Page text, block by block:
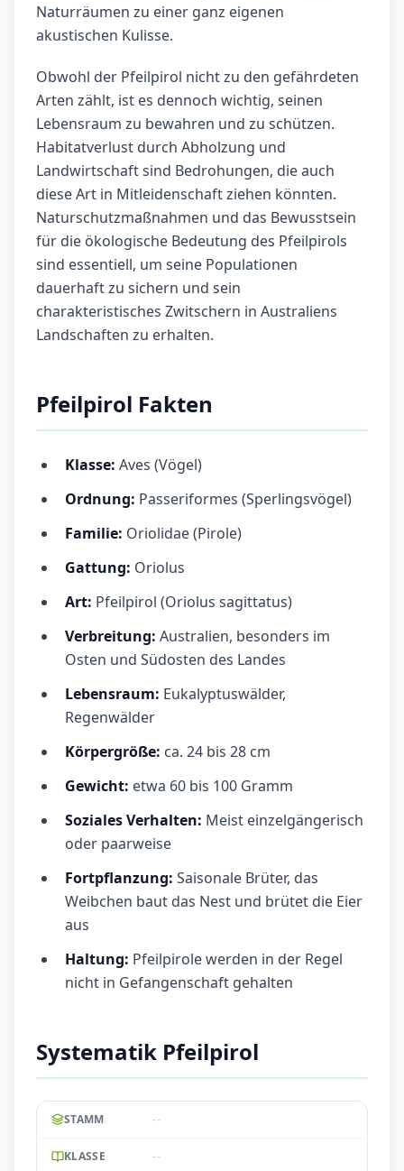
Naturräumen zu einer ganz eigenen
akustischen Kulisse.
Obwohl der Pfeilpirol nicht zu den gefährdeten
Arten zählt, ist es dennoch wichtig, seinen
Lebensraum zu bewahren und zu schützen.
Habitatverlust durch Abholzung und
Landwirtschaft sind Bedrohungen, die auch
diese Art in Mitleidenschaft ziehen könnten.
Naturschutzmaßnahmen und das Bewusstsein
für die ökologische Bedeutung des Pfeilpirols
sind essentiell, um seine Populationen
dauerhaft zu sichern und sein
charakteristisches Zwitschern in Australiens
Landschaften zu erhalten.
Pfeilpirol Fakten
Klasse: Aves (Vögel)
Ordnung: Passeriformes (Sperlingsvögel)
Familie: Oriolidae (Pirole)
Gattung: Oriolus
Art: Pfeilpirol (Oriolus sagittatus)
Verbreitung: Australien, besonders im
Osten und Südosten des Landes
Lebensraum: Eukalyptuswälder,
Regenwälder
Körpergröße: ca. 24 bis 28 cm
Gewicht: etwa 60 bis 100 Gramm
Soziales Verhalten: Meist einzelgängerisch
oder paarweise
Fortpflanzung: Saisonale Brüter, das
Weibchen baut das Nest und brütet die Eier
aus
Haltung: Pfeilpirole werden in der Regel
nicht in Gefangenschaft gehalten
Systematik Pfeilpirol
STAMM --
KLASSE --